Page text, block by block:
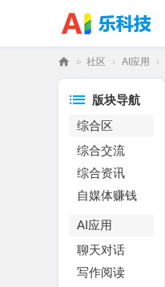
乐
科
» 社区 › AI应用 ›
版块导航
综合区
综合交流
综合资讯
自媒体赚钱
AI应用
聊天对话
写作阅读